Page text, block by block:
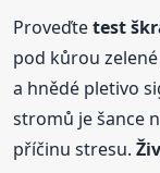
Proveďtetest
pod kůrou
a hnědé pletivo
stromů je šance
příčinu stresu.